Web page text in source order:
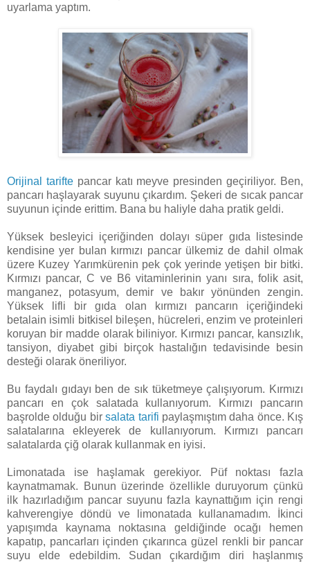
uyarlama yaptım.
Orijinal tariftepancar katı meyve presinden geçiriliyor. Ben,
pancarı haşlayarak suyunu çıkardım. Şekeri de sıcak pancar
suyunun içinde erittim. Bana bu haliyle daha pratik geldi.
Yüksek besleyici içeriğinden dolayı süper gıda listesinde
kendisine yer bulan kırmızı pancar ülkemiz de dahil olmak
üzere Kuzey Yarımkürenin pek çok yerinde yetişen bir bitki.
Kırmızı pancar, C ve B6 vitaminlerinin yanı sıra, folik asit,
manganez, potasyum, demir ve bakır yönünden zengin.
Yüksek lifli bir gıda olan kırmızı pancarın içeriğindeki
betalain isimli bitkisel bileşen, hücreleri, enzim ve proteinleri
koruyan bir madde olarak biliniyor. Kırmızı pancar, kansızlık,
tansiyon, diyabet gibi birçok hastalığın tedavisinde besin
desteği olarak öneriliyor.
Bu faydalı gıdayı ben de sık tüketmeye çalışıyorum. Kırmızı
pancarı en çok salatada kullanıyorum. Kırmızı pancarın
başrolde olduğu birsalata tarifi paylaşmıştım daha önce. Kış
salatalarına ekleyerek de kullanıyorum. Kırmızı pancarı
salatalarda çiğ olarak kullanmak en iyisi.
Limonatada ise haşlamak gerekiyor. Püf noktası fazla
kaynatmamak. Bunun üzerinde özellikle duruyorum çünkü
ilk hazırladığım pancar suyunu fazla kaynattığım için rengi
kahverengiye döndü ve limonatada kullanamadım. İkinci
yapışımda kaynama noktasına geldiğinde ocağı hemen
kapatıp, pancarları içinden çıkarınca güzel renkli bir pancar
suyu elde edebildim. Sudan çıkardığım diri haşlanmış